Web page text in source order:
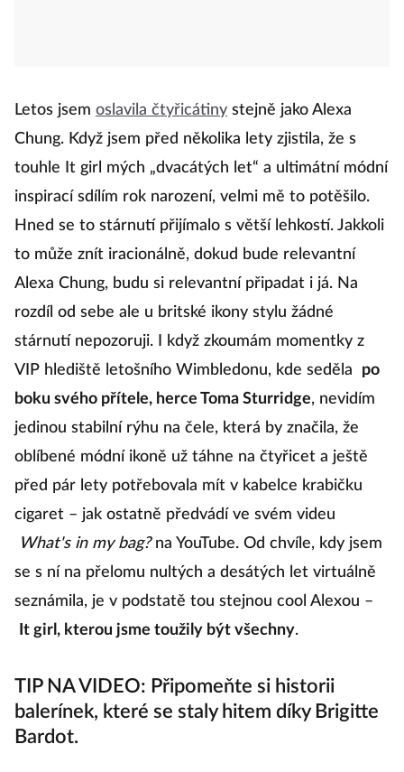
Letos jsem oslavila čtyřicátiny stejně jako Alexa
Chung. Když jsem před několika lety zjistila, že s
touhle It girl mých „dvacátých let“ a ultimátní módní
inspirací sdílím rok narození, velmi mě to potěšilo.
Hned se to stárnutí přijímalo s větší lehkostí. Jakkoli
to může znít iracionálně, dokud bude relevantní
Alexa Chung, budu si relevantní připadat i já. Na
rozdíl od sebe ale u britské ikony stylu žádné
stárnutí nepozoruji. I když zkoumám momentky z
VIP hlediště letošního Wimbledonu, kde seděla
po
boku svého přítele, herce Toma Sturridge, nevidím
jedinou stabilní rýhu na čele, která by značila, že
oblíbené módní ikoně už táhne na čtyřicet a ještě
před pár lety potřebovala mít v kabelce krabičku
cigaret – jak ostatně předvádí ve svém videu
What's in my bag?na YouTube. Od chvíle, kdy jsem
se s ní na přelomu nultých a desátých let virtuálně
seznámila, je v podstatě tou stejnou cool Alexou –
It girl, kterou jsme toužily být všechny.
TIP NA VIDEO: Připomeňte si historii
balerínek, které se staly hitem díky Brigitte
Bardot.